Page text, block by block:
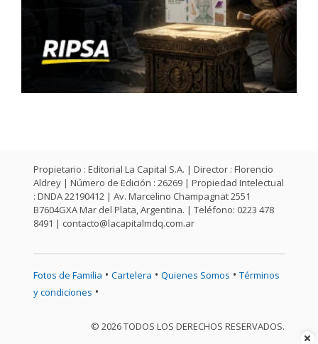
Propietario : Editorial La Capital S.A. | Director : Florencio
Aldrey | Número de Edición : 26269 | Propiedad Intelectual
: DNDA 22190412 | Av. Marcelino Champagnat 2551
B7604GXA Mar del Plata, Argentina. | Teléfono: 0223 478
8491 | contacto@lacapitalmdq.com.ar
Fotos de Familia • Cartelera • Quienes Somos • Términos
y condiciones •
© 2026 TODOS LOS DERECHOS RESERVADOS.